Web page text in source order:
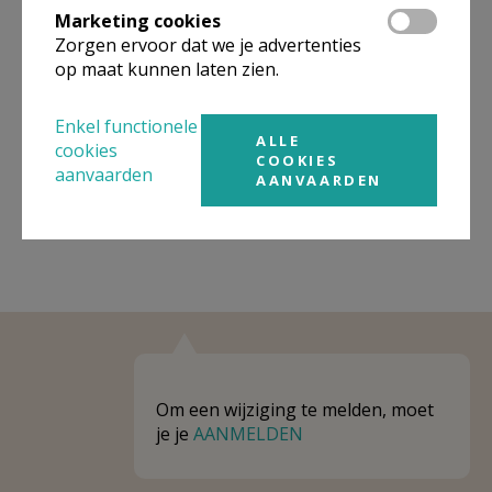
Niet gevonden wat je zocht? Hier vind je
links naar kerken, eventueel van andere
Kerken in of nabij
OESELGEM
Om een wijziging te melden, moet
je je AANMELDEN
Marketing cookies
Zorgen ervoor dat we je advertenties
op maat kunnen laten zien.
Enkel functionele
cookies
aanvaarden
ALLE
COOKIES
AANVAARDEN